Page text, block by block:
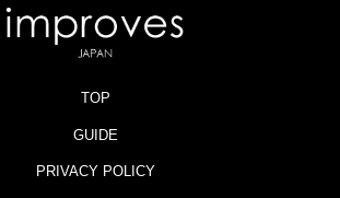
TOP
GUIDE
PRIVACY POLICY